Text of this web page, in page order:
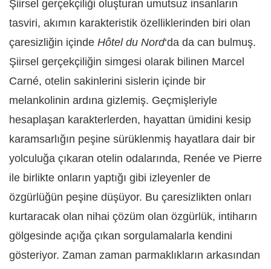
Şiirsel gerçekçiliği oluşturan umutsuz insanların
tasviri, akımın karakteristik özelliklerinden biri olan
çaresizliğin içinde Hôtel du Nord‘da da can bulmuş.
Şiirsel gerçekçiliğin simgesi olarak bilinen Marcel
Carné, otelin sakinlerini sislerin içinde bir
melankolinin ardına gizlemiş. Geçmişleriyle
hesaplaşan karakterlerden, hayattan ümidini kesip
karamsarlığın peşine sürüklenmiş hayatlara dair bir
yolculuğa çıkaran otelin odalarında, Renée ve Pierre
ile birlikte onların yaptığı gibi izleyenler de
özgürlüğün peşine düşüyor. Bu çaresizlikten onları
kurtaracak olan nihai çözüm olan özgürlük, intiharın
gölgesinde açığa çıkan sorgulamalarla kendini
gösteriyor. Zaman zaman parmaklıkların arkasından